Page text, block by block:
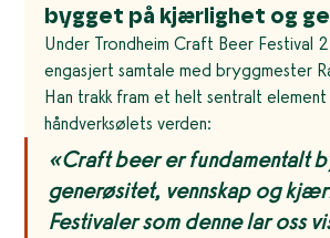
bygget på kjærlighet og
Under Trondheim Craft Beer Festival
engasjert samtale med bryggmester
Han trakk fram et helt sentralt element
håndverksølets verden:
«Craft beer er fundamentalt
generøsitet, vennskap og
Festivaler som denne lar oss